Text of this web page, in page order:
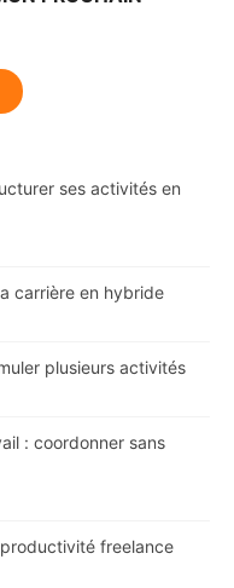
ses activités en
carrière en hybride
plusieurs activités
: coordonner sans
freelance